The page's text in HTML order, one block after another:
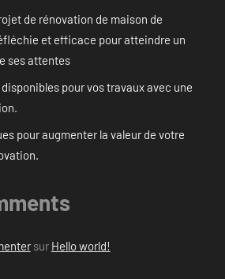
de rénovation de maison de
et efficace pour atteindre un
ses attentes
pour vos travaux avec une
pour augmenter la valeur de votre
sur Hello world!